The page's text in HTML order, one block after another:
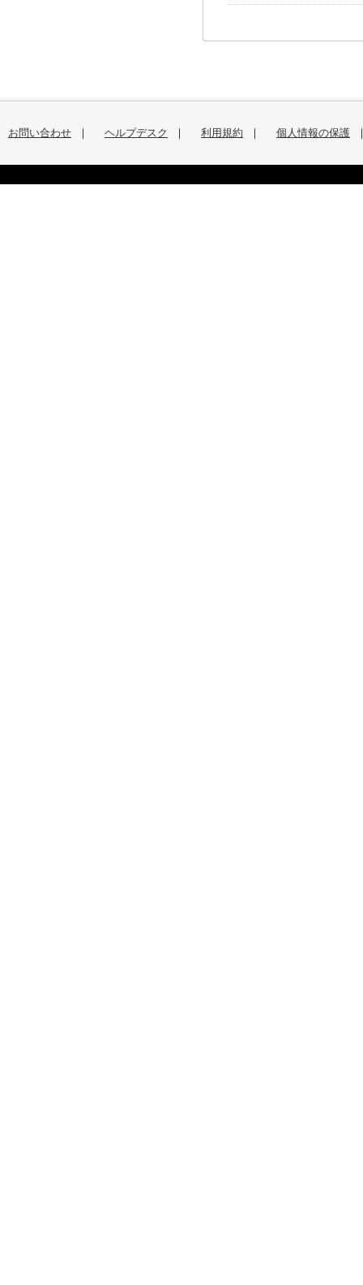
お問い合わせ ｜ ヘルプデスク ｜ 利用規約 ｜ 個人情報の保護